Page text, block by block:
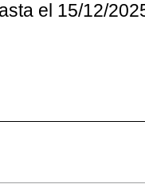
el 15/12/